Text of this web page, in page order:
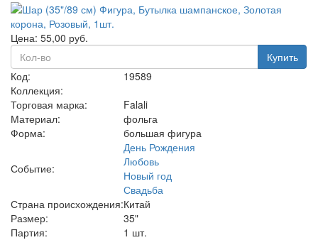
Цена: 55,00 руб.
Купить
Код:
19589
Коллекция:
Торговая марка:
Falali
Материал:
фольга
Форма:
большая фигура
Событие:
День Рождения
Любовь
Новый год
Свадьба
Страна происхождения:Китай
Размер:
35"
Партия:
1 шт.